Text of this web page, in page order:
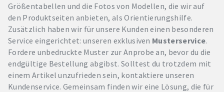
Größentabellen und die Fotos von Modellen, die wir auf
den Produktseiten anbieten, als Orientierungshilfe.
Zusätzlich haben wir für unsere Kunden einen besonderen
Service eingerichtet: unseren exklusiven Musterservice.
Fordere unbedruckte Muster zur Anprobe an, bevor du die
endgültige Bestellung abgibst. Solltest du trotzdem mit
einem Artikel unzufrieden sein, kontaktiere unseren
Kundenservice. Gemeinsam finden wir eine Lösung, die für